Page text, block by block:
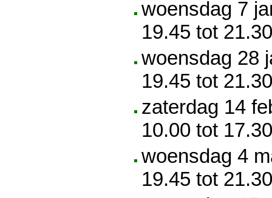
woensdag 7
19.45 tot
woensdag 28
19.45 tot
zaterdag 14
10.00 tot
woensdag 4
19.45 tot